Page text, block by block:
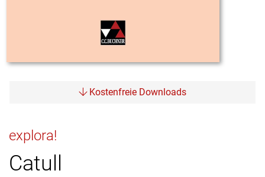
Kostenfreie Downloads
explora!
Catull